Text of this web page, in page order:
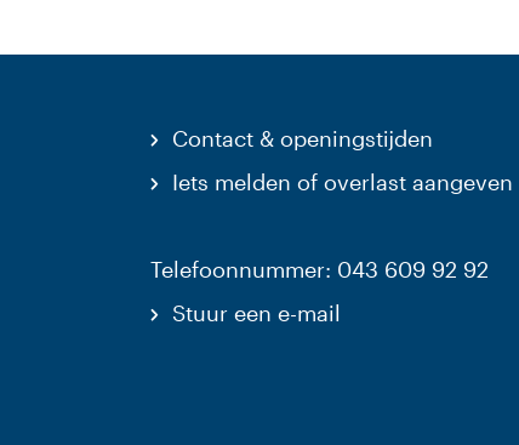
Contact & openingstijden
Iets melden of overlast aangeven
Telefoonnummer: 043 609 92 92
Stuur een e-mail